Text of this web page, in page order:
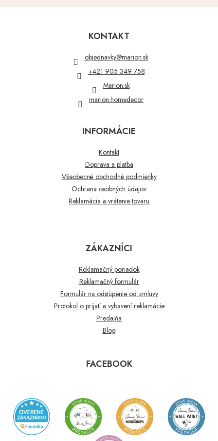
KONTAKT
objednavky@marion.sk
+421 905 349 758
Marion.sk
marion.homedecor
INFORMÁCIE
Kontakt
Doprava a platba
Všeobecné obchodné podmienky
Ochrana osobných údajov
Reklamácia a vrátenie tovaru
ZÁKAZNÍCI
Reklamačný poriadok
Reklamačný formulár
Formulár na odstúpenie od zmluvy
Protokol o prijatí a vybavení reklamácie
Predajňa
Blog
FACEBOOK